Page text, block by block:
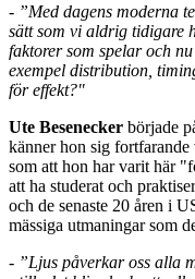
- ”Med dagens moderna
sätt som vi aldrig tidigare
faktorer som spelar och
exempel distribution,
för effekt?"
Ute Besenecker började
känner hon sig
som att hon har varit här
att ha studerat och
och de senaste 20 åren i
mässiga utmaningar som
- ”Ljus påverkar oss alla